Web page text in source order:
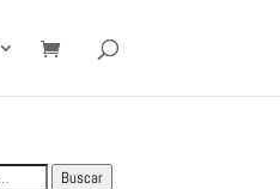
Buscar